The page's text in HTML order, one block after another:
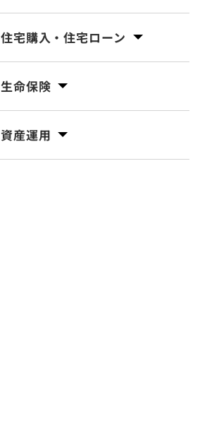
住宅購入・住宅ローン
生命保険
資産運用